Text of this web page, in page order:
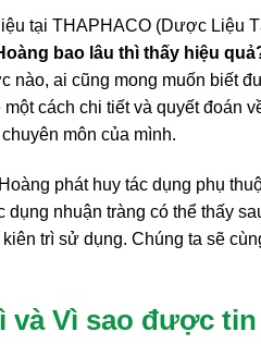
tại THAPHACO (Dược Liệu
bao lâu thì thấy hiệu
nào, ai cũng mong muốn biết
một cách chi tiết và quyết đoán
môn của mình.
phát huy tác dụng phụ
nhuận tràng có thể thấy
trì sử dụng. Chúng ta sẽ
và Vì sao được